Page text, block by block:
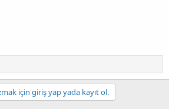
için giriş yap yada kayıt ol.